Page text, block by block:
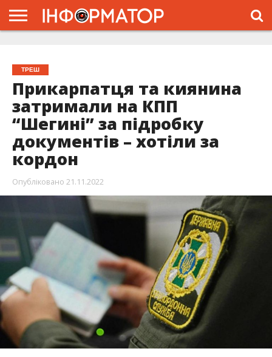
ТРЕШ
Прикарпатця та киянина
затримали на КПП
“Шегині” за підробку
документів – хотіли за
кордон
Опубліковано 21.11.2022